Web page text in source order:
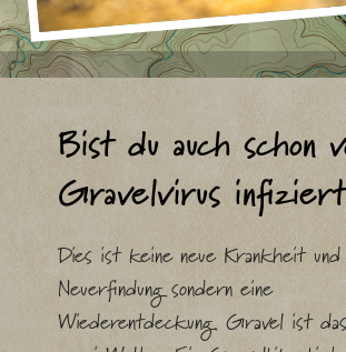
Bist du auch schon
Gravelvirus
Dies ist keine neue Krankheit
Neuerfindung sondern eine
Wiederentdeckung. Gravel ist